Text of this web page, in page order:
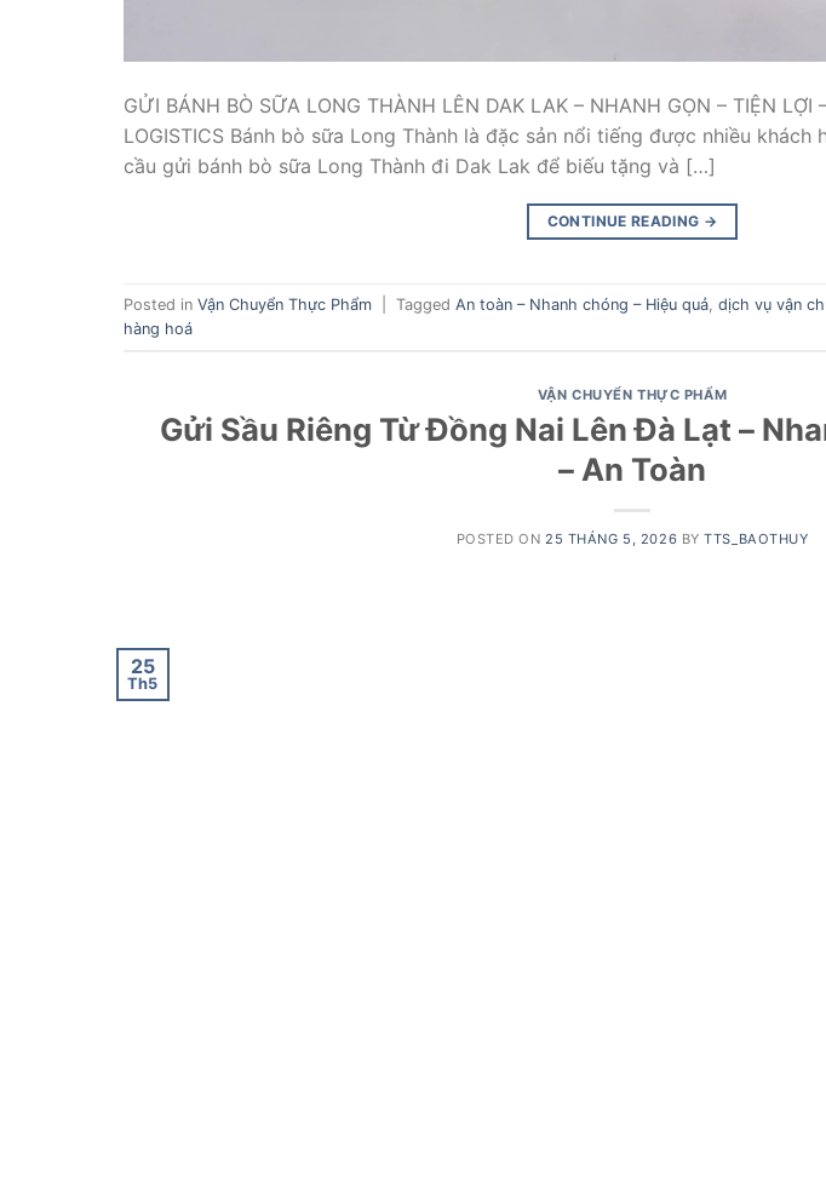
GỬI BÁNH BÒ SỮA LONG THÀNH LÊN DAK LAK – NHANH GỌN – TIỆN LỢI
LOGISTICS Bánh bò sữa Long Thành là đặc sản nổi tiếng được nhiều khách
cầu gửi bánh bò sữa Long Thành đi Dak Lak để biếu tặng và […]
CONTINUE READING →
Posted in Vận Chuyển Thực Phẩm Tagged An toàn – Nhanh chóng – Hiệu quả dịch vụ vận
hàng hoá
VẬN CHUYỂN THỰC PHẨM
Gửi Sầu Riêng Từ Đồng Nai Lên Đà Lạt –
– An Toàn
POSTED ON25 THÁNG 5, 2026 BYTTS_BAOTHUY
25
Th5